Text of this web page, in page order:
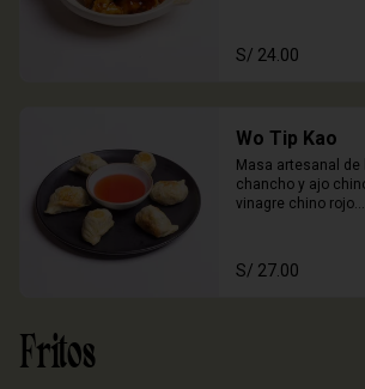
S/ 24.00
Wo Tip Kao
Masa artesanal
chancho y ajo
vinagre chino rojo.
S/ 27.00
Fritos